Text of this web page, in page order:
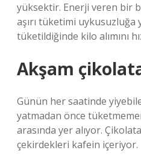
yüksektir. Enerji veren bir
aşırı tüketimi uykusuzluğa
tüketildiğinde kilo alımını
Akşam
Günün her saatinde
yatmadan önce
arasında yer alıyor.
çekirdekleri kafein içeriyor.